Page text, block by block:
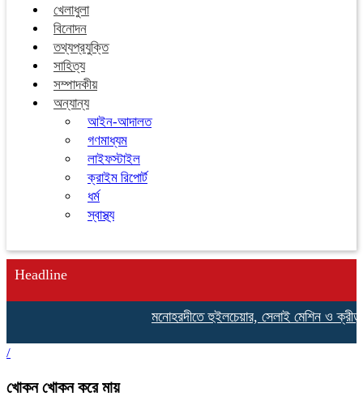
খেলাধুলা
বিনোদন
তথ্যপ্রযুক্তি
সাহিত্য
সম্পাদকীয়
অন্যান্য
আইন-আদালত
গণমাধ্যম
লাইফস্টাইল
ক্রাইম রিপোর্ট
ধর্ম
স্বাস্থ্য
Headline
মনোহরদীতে হুইলচেয়ার, সেলাই মেশিন ও ক্রীড়া
/
খোকন খোকন করে মায়